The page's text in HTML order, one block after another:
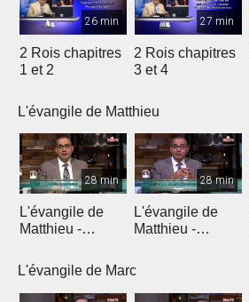
26 min
2 Rois chapitres
1 et 2
27 min
2 Rois chapitres
3 et 4
L'évangile de Matthieu
28 min
L'évangile de
Matthieu -
28 min
L'évangile de
Matthieu -
L'évangile de Marc